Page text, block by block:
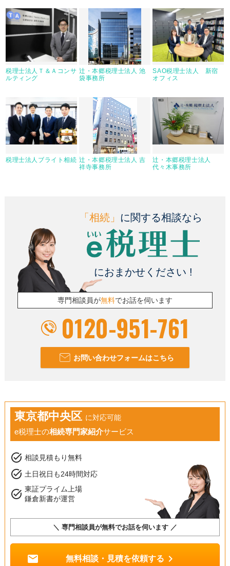
税理士法人Ｔ＆Ａコンサ
ルティング
辻・本郷税理士法人 池
袋事務所
SAO税理士法人 新宿
オフィス
税理士法人ブライト相続 辻・本郷税理士法人 吉
祥寺事務所
辻・本郷税理士法人
代々木事務所
「相続」 に関する相談なら
におまかせください !
専門相談員が無料でお話を伺います
0120-951-761
お問い合わせフォームはこちら
東京都中央区 に対応可能
e税理士の相続専門家紹介サービス
task_alt 相談見積もり無料
task_alt 土日祝日も24時間対応
task_alt 東証プライム上場
鎌倉新書が運営
＼ 専門相談員が無料でお話を伺います ／
mail 無料相談・見積を依頼する chevron_right